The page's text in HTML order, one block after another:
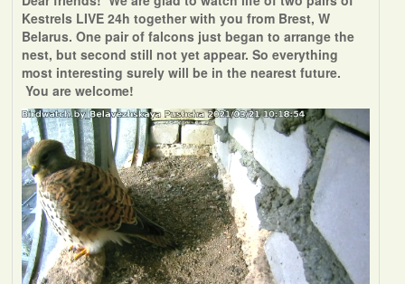
Kestrels LIVE 24h together with you from Brest, W
Belarus. One pair of falcons just began to arrange the
nest, but second still not yet appear. So everything
most interesting surely will be in the nearest future.
You are welcome!